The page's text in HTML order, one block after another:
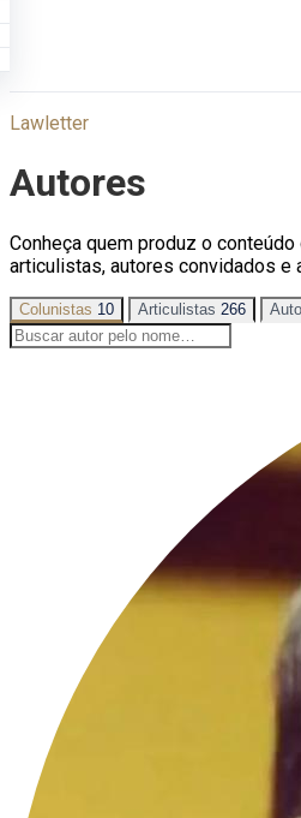
Lawletter
Autores
Conheça quem produz o
articulistas, autores convidados e
Colunistas 10 Articulistas 266